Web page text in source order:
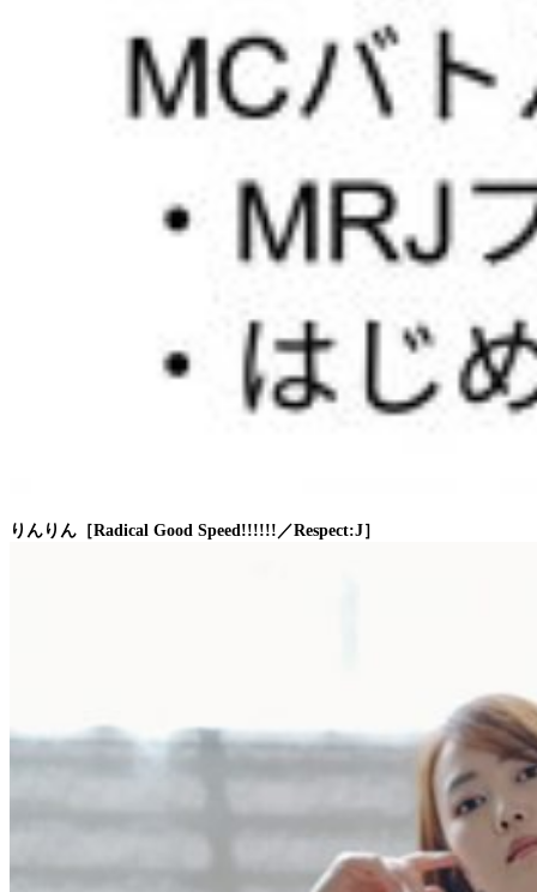
りんりん［Radical Good Speed!!!!!!／Respect:J］